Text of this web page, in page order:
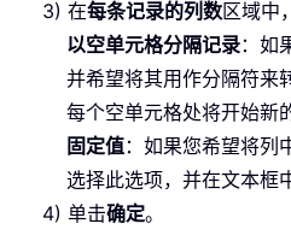
3) 在每条记录的列数区域中
以空单元格分隔记录：如
并希望将其用作分隔符来
每个空单元格处将开始新
固定值：如果您希望将列
选择此选项，并在文本框
4) 单击确定。